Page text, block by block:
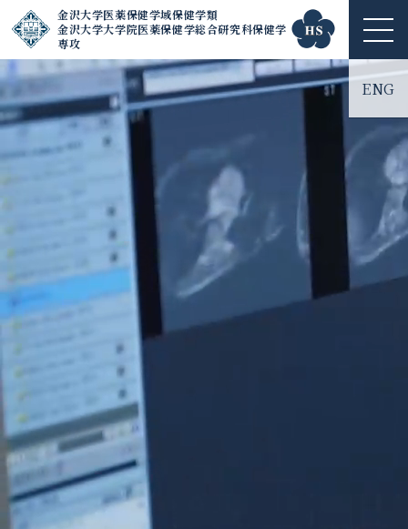
金沢大学医薬保健学域保健学類
金沢大学大学院医薬保健学総合研究科保健学
専攻
ME
NU
ENG